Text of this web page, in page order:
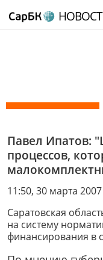
Павел Ипатов:
процессов,
11:50, 30 марта 2007
Саратовская
на систему
финансирования в